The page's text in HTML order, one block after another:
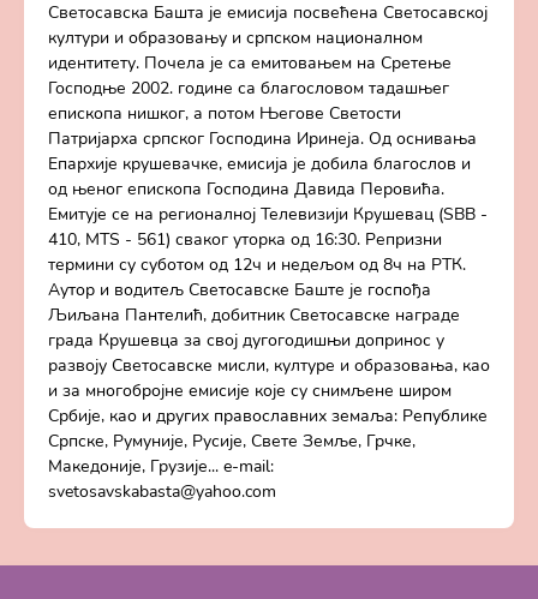
Светосавска Башта је емисија посвећена Светосавској
култури и образовању и српском националном
идентитету. Почела је са емитовањем на Сретење
Господње 2002. године са благословом тадашњег
епископа нишког, а потом Његове Светости
Патријарха српског Господина Иринеја. Од оснивања
Епархије крушевачке, емисија је добила благослов и
од њеног епископа Господина Давида Перовића.
Емитује се на регионалној Телевизији Крушевац (SBB -
410, MTS - 561) сваког уторка од 16:30. Репризни
термини су суботом од 12ч и недељом од 8ч на РТК.
Аутор и водитељ Светосавске Баште је госпођа
Љиљана Пантелић, добитник Светосавске награде
града Крушевца за свој дугогодишњи допринос у
развоју Светосавске мисли, културе и образовања, као
и за многобројне емисије које су снимљене широм
Србије, као и других православних земаља: Републике
Српске, Румуније, Русије, Свете Земље, Грчке,
Македоније, Грузије... e-mail:
svetosavskabasta@yahoo.com